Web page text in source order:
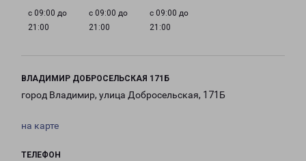
с 09:00 до
21:00
с 09:00 до
21:00
с 09:00 до
21:00
ВЛАДИМИР ДОБРОСЕЛЬСКАЯ 171Б
город Владимир, улица Добросельская, 171Б
на карте
ТЕЛЕФОН